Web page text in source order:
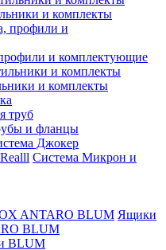
и комплекты
и комплектующие
и комплекты
труб
и фланцы
Джокер
Система Микрон и
Ящики
BLUM
BLUM